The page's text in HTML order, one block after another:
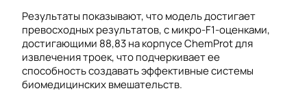
Результаты показывают, что модель достигает
превосходных результатов, с микро-F1-оценками,
достигающими 88,83 на корпусе ChemProt для
извлечения троек, что подчеркивает ее
способность создавать эффективные системы
биомедицинских вмешательств.